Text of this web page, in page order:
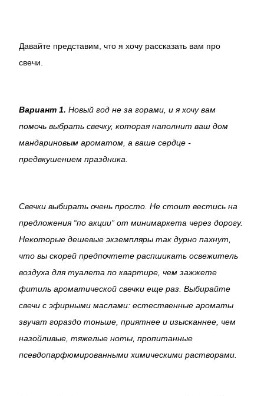
Давайте представим, что я хочу рассказать вам про
свечи.
Вариант 1. Новый год не за горами, и я хочу вам
помочь выбрать свечку, которая наполнит ваш дом
мандариновым ароматом, а ваше сердце -
предвкушением праздника.
Свечки выбирать очень просто. Не стоит вестись на
предложения “по акции” от минимаркета через дорогу.
Некоторые дешевые экземпляры так дурно пахнут,
что вы скорей предпочтете распшикать освежитель
воздуха для туалета по квартире, чем зажжете
фитиль ароматической свечки еще раз. Выбирайте
свечи с эфирными маслами: естественные ароматы
звучат гораздо тоньше, приятнее и изысканнее, чем
назойливые, тяжелые ноты, пропитанные
псевдопарфюмированными химическими растворами.